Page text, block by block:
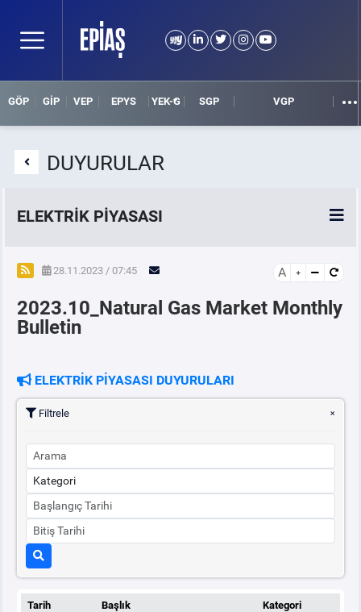
GÖP GİP VEP EPYS YEK-G SGP VGP
DUYURULAR
ELEKTRİK PİYASASI
SPOT ELEKTRİK PİYASALARI
ÖRNEK FİNANS BELGELERİ
PİYASAKAYITSÜRECİ
SERBEST TÜKETİCİ
MALİ UZLAŞTIRMA
TEMİNAT
BÜLTENLER
28.11.2023 / 07:45 A
2023.10_Natural Gas Market Monthly
Bulletin
ELEKTRİK PİYASASI DUYURULARI
Filtrele
Tarih Başlık
Kategori